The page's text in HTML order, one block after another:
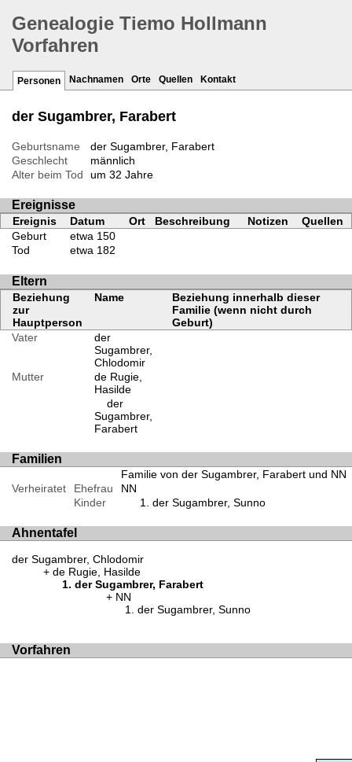
Genealogie Tiemo Hollmann
Vorfahren
Personen Nachnamen Orte Quellen Kontakt
der Sugambrer, Farabert
Geburtsname
der Sugambrer, Farabert
Geschlecht
männlich
Alter beim Tod
um 32 Jahre
Ereignisse
Ereignis Datum Ort Beschreibung Notizen
Quellen
Geburt
etwa 150
Tod
etwa 182
Eltern
Beziehung
zur
Hauptperson
Name
Beziehung innerhalb dieser
Familie (wenn nicht durch
Geburt)
Vater
der
Sugambrer,
Chlodomir
Mutter
de Rugie,
Hasilde
der
Sugambrer,
Farabert
Familien
Familie von der Sugambrer, Farabert und NN
Verheiratet
Ehefrau
NN
Kinder
der Sugambrer, Sunno
Ahnentafel
der Sugambrer, Chlodomir
de Rugie, Hasilde
der Sugambrer, Farabert
NN
der Sugambrer, Sunno
Vorfahren